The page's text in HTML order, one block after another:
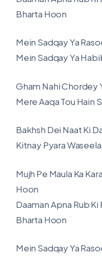
Bharta Hoon
Mein Sadqay Ya
Mein Sadqay Ya
Gham Nahi Chordey
Mere Aaqa Tou Hain
Bakhsh Dei Naat Ki
Kitnay Pyara
Mujh Pe Maula Ka
Hoon
Daaman Apna Rub
Bharta Hoon
Mein Sadqay Ya